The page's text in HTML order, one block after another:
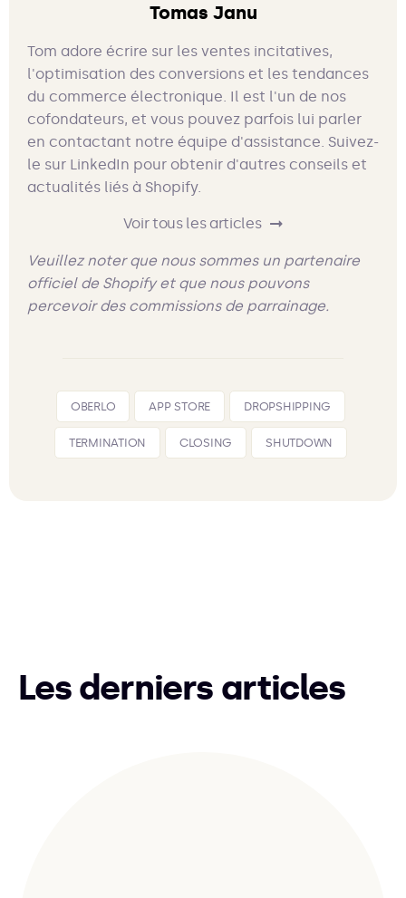
Tomas Janu
Tom adore écrire sur les ventes incitatives,
l'optimisation des conversions et les tendances
du commerce électronique. Il est l'un de nos
cofondateurs, et vous pouvez parfois lui parler
en contactant notre équipe d'assistance. Suivez-
le sur LinkedIn pour obtenir d'autres conseils et
actualités liés à Shopify.
Voir tous les articles
Veuillez noter que nous sommes un partenaire
officiel de Shopify et que nous pouvons
percevoir des commissions de parrainage.
OBERLO APP STORE DROPSHIPPING
TERMINATION CLOSING SHUTDOWN
Les derniers articles